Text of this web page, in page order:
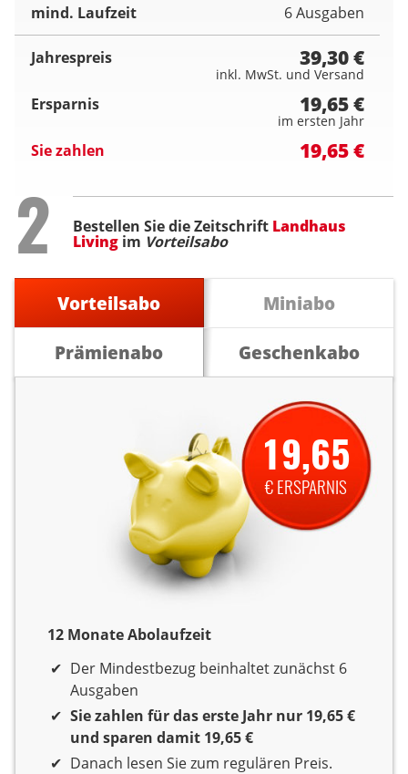
mind. Laufzeit
6 Ausgaben
Jahrespreis 39,30 €
inkl. MwSt. und Versand
Ersparnis 19,65 €
im ersten Jahr
Sie zahlen 19,65 €
Step
2 Bestellen Sie die Zeitschrift Landhaus
Living im Vorteilsabo
Vorteilsabo
Miniabo
Prämienabo
Geschenkabo
12 Monate Abolaufzeit
12 Monate Laufzeit
Der Mindestbezug beinhaltet zunächst 6
Ausgaben
Sie zahlen für das erste Jahr nur 19,65 €
und sparen damit 19,65 €
Danach lesen Sie zum regulären Preis.
19,65
€ ERSPARNIS